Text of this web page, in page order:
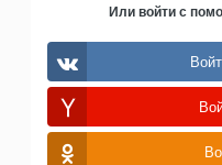
Или войти с